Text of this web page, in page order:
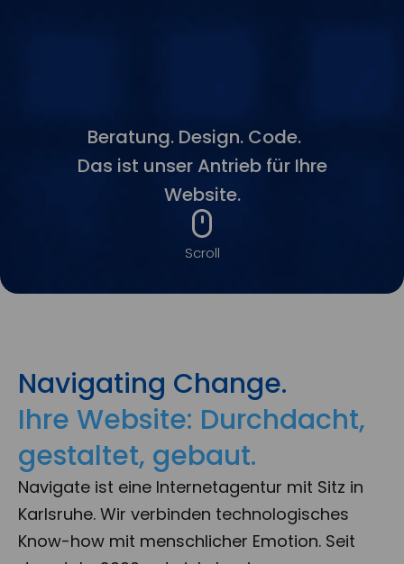
Beratung. Design. Code.
Das ist unser Antrieb für Ihre
Website.
Scroll
Navigating Change.
Ihre Website: Durchdacht,
gestaltet, gebaut.
Navigate ist eine Internetagentur mit Sitz in
Karlsruhe. Wir verbinden technologisches
Know-how mit menschlicher Emotion. Seit